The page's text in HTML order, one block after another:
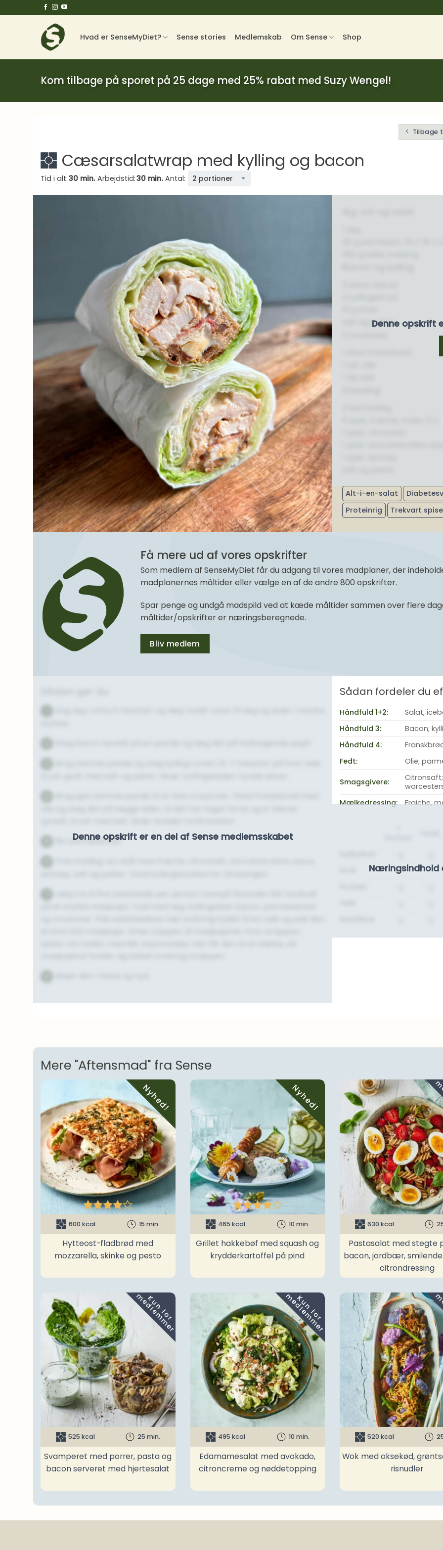
til
Hvad er SenseMyDiet? Sense stories Medlemskab Om Sense Shop
Kom tilbage på sporet på 25 dage med 25% rabat med Suzy Wengel!
Tilbage
Cæsarsalatwrap med kylling og bacon
Tid i alt:30 min. Arbejdstid:30 min. Antal: 2 portioner
Denne opskrift
salt og peber
Alt-i-en-salat
Proteinrig
Trekvart
Få mere ud af vores opskrifter
Som medlem af SenseMyDiet får du adgang til vores madplaner, der
madplanernes måltider eller vælge en af de andre 800 opskrifter.
Spar penge og undgå madspild ved at kæde måltider sammen over flere
måltider/opskrifter er næringsberegnede.
Bliv medlem
Denne opskrift er en del af Sense medlemsskabet
Riv parmesanost.
Sådan fordeler du
Håndfuld 1+2:
Salat,
Håndfuld 3:
Bacon;
Håndfuld 4:
Fedt:
Olie;
Smagsgivere:
Mælkedressing:
Fraiche,
Næringsindhold
-
-
Mere "Aftensmad" fra Sense
Nyhed!

600 kcal 15 min.
Hytteost-fladbrød med
mozzarella, skinke og pesto
Nyhed!

465 kcal 10 min.
Grillet hakkebøf med squash og
krydderkartoffel på pind
630 kcal
Pastasalat med stegte
bacon, jordbær,
citrondressing
K
u
n
f
o
r
m
e
d
l
e
m
m
e
r
525 kcal 25 min.
Svamperet med porrer, pasta og
bacon serveret med hjertesalat
K
u
n
f
o
r
m
e
d
l
e
m
m
e
r
495 kcal 10 min.
Edamamesalat med avokado,
citroncreme og nøddetopping
520 kcal
Wok med oksekød,
risnudler